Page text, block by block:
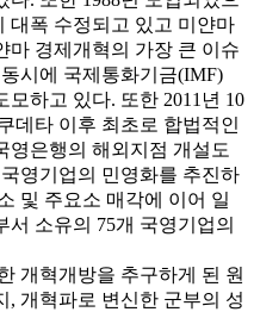
대폭 수정되고 있고 미얀마
마 경제개혁의 가장 큰 이슈
시에 국제통화기금(IMF)
하고 있다. 또한 2011년 10
데타 이후 최초로 합법적인
영은행의 해외지점 개설도
영기업의 민영화를 추진하
및 주요소 매각에 이어 일
서 소유의 75개 국영기업의
개혁개방을 추구하게 된 원
, 개혁파로 변신한 군부의 성